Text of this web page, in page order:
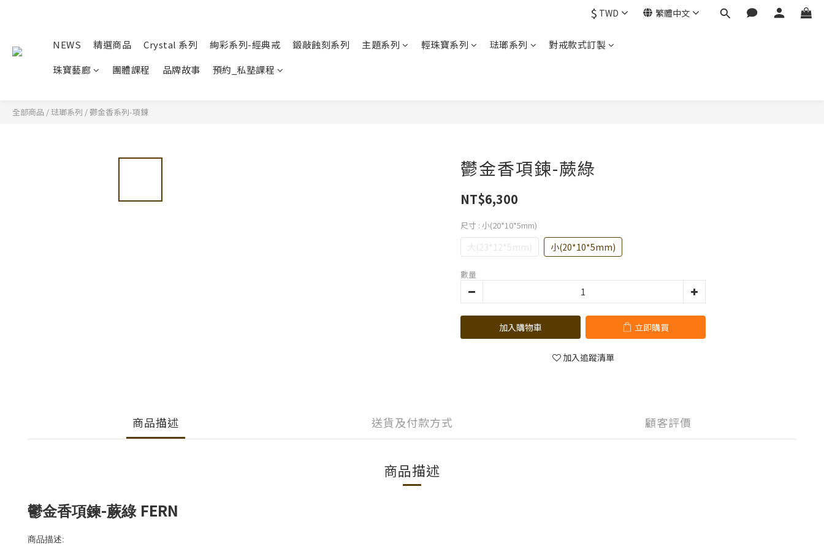
$ TWD 繁體中文
NEWS 精選商品 Crystal 系列 絢彩系列-經典戒 鍛敲蝕刻系列 主題系列 輕珠寶系列 琺瑯系列
對戒款式訂製
珠寶藝廊
團體課程 品牌故事 預約_私塾課程
全部商品 /琺瑯系列 /鬱金香系列-項鍊
鬱金香項鍊-蕨綠
NT$6,300
尺寸 : 小(20*10*5mm)
大(23*12*5mm) 小(20*10*5mm)
數量
加入購物車 立即購買
加入追蹤清單
商品描述 送貨及付款方式 顧客評價
商品描述
鬱金香項鍊-蕨綠 FERN
商品描述: